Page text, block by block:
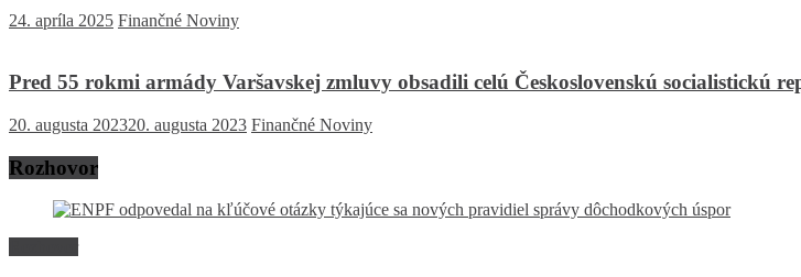
24. apríla 2025 Finančné Noviny
Pred 55 rokmi armády Varšavskej zmluvy obsadili celú Československú socialistickú
20. augusta 202320. augusta 2023 Finančné Noviny
Rozhovor